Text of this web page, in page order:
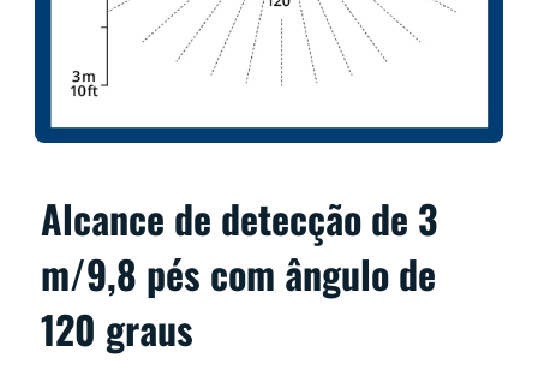
Alcance de detecção de 3
m/9,8 pés com ângulo de
120 graus